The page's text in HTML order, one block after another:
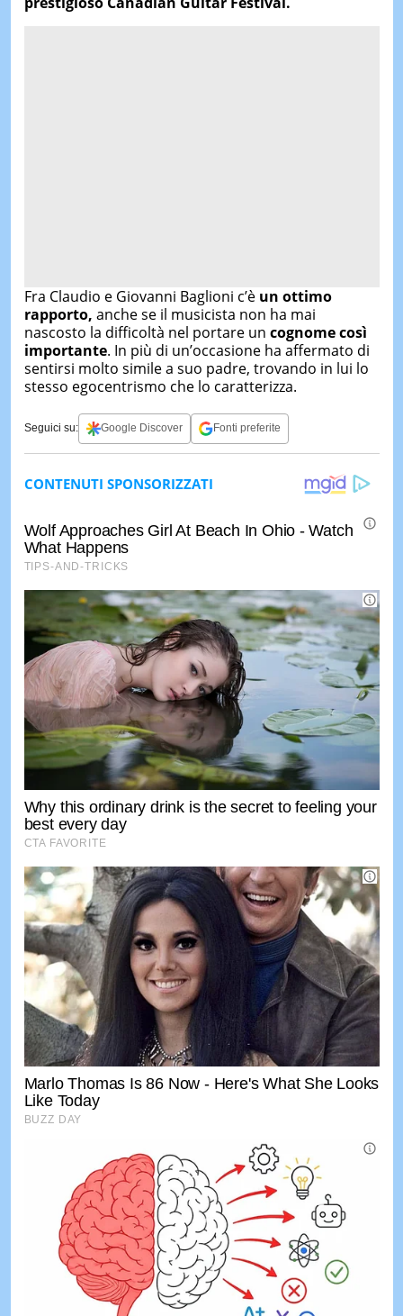
Fra Claudio e Giovanni Baglioni c’è un ottimo
rapporto, anche se il musicista non ha mai
nascosto la difficoltà nel portare un cognome così
importante. In più di un’occasione ha affermato di
sentirsi molto simile a suo padre, trovando in lui lo
stesso egocentrismo che lo caratterizza.
Seguici su: Google Discover Fonti preferite